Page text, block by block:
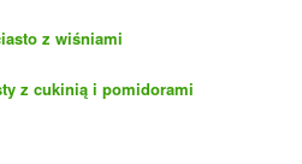
z wiśniami
z cukinią i pomidorami